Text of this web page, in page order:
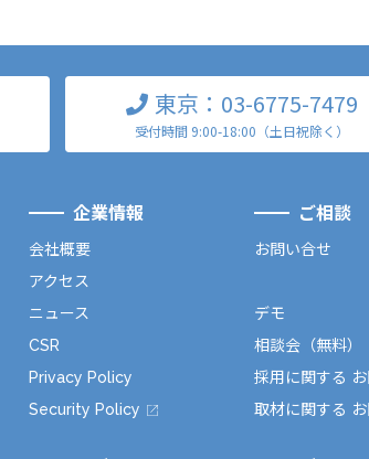
東京：03-6775-7479
受付時間 9:00-18:00（土日祝除く）
企業情報
会社概要
アクセス
ニュース
CSR
Privacy Policy
Security Policy
ご相談
お問い合せ
デモ
相談会（無料）
採用に関する
取材に関する